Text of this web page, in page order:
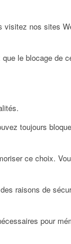
nos sites
le blocage
toujours
ce choix.
raisons de
pour